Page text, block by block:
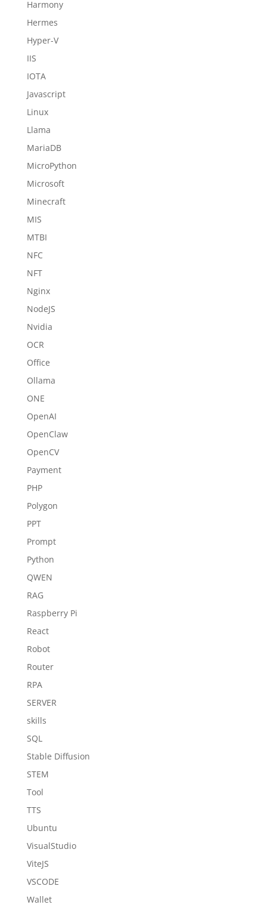
Harmony
Hermes
Hyper-V
IIS
IOTA
Javascript
Linux
Llama
MariaDB
MicroPython
Microsoft
Minecraft
MIS
MTBI
NFC
NFT
Nginx
NodeJS
Nvidia
OCR
Office
Ollama
ONE
OpenAI
OpenClaw
OpenCV
Payment
PHP
Polygon
PPT
Prompt
Python
QWEN
RAG
Raspberry Pi
React
Robot
Router
RPA
SERVER
skills
SQL
Stable Diffusion
STEM
Tool
TTS
Ubuntu
VisualStudio
ViteJS
VSCODE
Wallet